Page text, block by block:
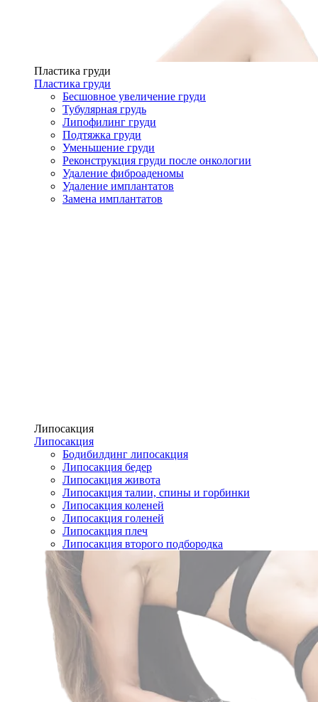
Пластика груди
Пластика груди
Бесшовное увеличение груди
Тубулярная грудь
Липофилинг груди
Подтяжка груди
Уменьшение груди
Реконструкция груди после онкологии
Удаление фиброаденомы
Удаление имплантатов
Замена имплантатов
Липосакция
Липосакция
Бодибилдинг липосакция
Липосакция бедер
Липосакция живота
Липосакция талии, спины и горбинки
Липосакция коленей
Липосакция голеней
Липосакция плеч
Липосакция второго подбородка